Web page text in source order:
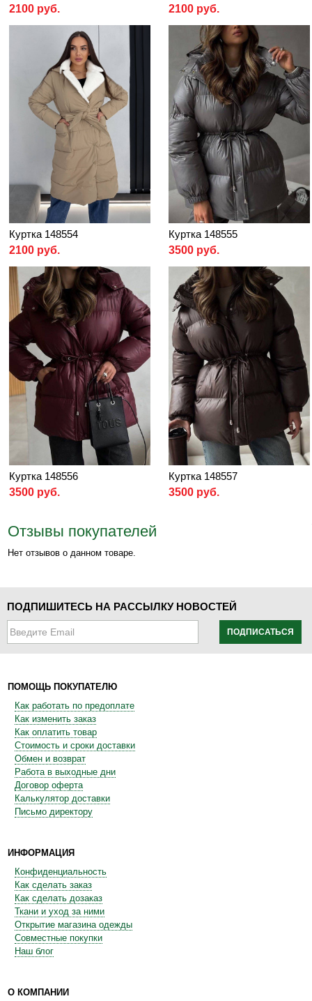
2100 руб.
2100 руб.
Куртка 148554
2100 руб.
Куртка 148555
3500 руб.
Куртка 148556
3500 руб.
Куртка 148557
3500 руб.
Отзывы покупателей
Нет отзывов о данном товаре.
ПОДПИШИТЕСЬ НА РАССЫЛКУ НОВОСТЕЙ
ПОДПИСАТЬСЯ
ПОМОЩЬ ПОКУПАТЕЛЮ
Как работать по предоплате
Как изменить заказ
Как оплатить товар
Стоимость и сроки доставки
Обмен и возврат
Работа в выходные дни
Договор оферта
Калькулятор доставки
Письмо директору
ИНФОРМАЦИЯ
Конфиденциальность
Как сделать заказ
Как сделать дозаказ
Ткани и уход за ними
Открытие магазина одежды
Совместные покупки
Наш блог
О КОМПАНИИ